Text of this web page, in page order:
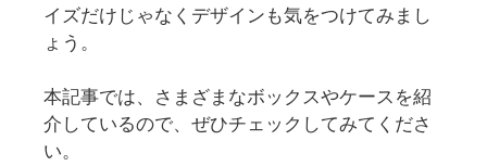
イズだけじゃなくデザインも気をつけてみまし
ょう。
本記事では、さまざまなボックスやケースを紹
介しているので、ぜひチェックしてみてくださ
い。